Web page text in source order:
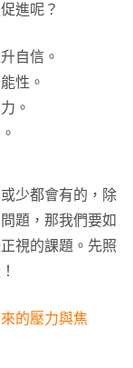
進呢？
自信。
性。
。
少都會有的，除
題，那我們要如
視的課題。先照
的壓力與焦